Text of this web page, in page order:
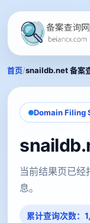
首页/snaildb.net 备案
Domain Filing
当前结果页已经
息。
累计查询次数：